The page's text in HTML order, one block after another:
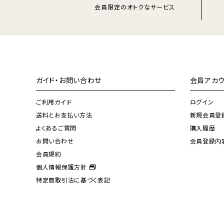
会員限定のオトクなサービス
ガイド・お問い合わせ
ご利用ガイド
送料とお支払い方法
よくあるご質問
お問い合わせ
会員規約
個人情報保護方針
特定商取引法に基づく表記
会員アカ
ログイン
新規会員登
購入履歴
会員登録内